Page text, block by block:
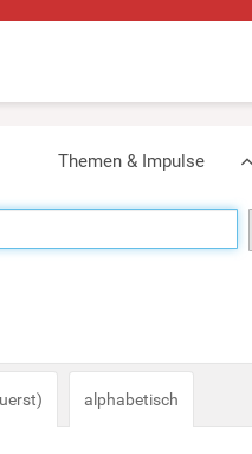
Themen & Impulse
alphabetisch